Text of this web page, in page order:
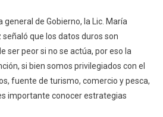
general de Gobierno, la Lic. María
que los datos duros son
ser peor si no se actúa, por eso la
si bien somos privilegiados con el
fuente de turismo, comercio y pesca,
importante conocer estrategias